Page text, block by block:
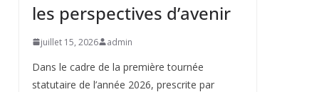
les perspectives d’avenir
juillet 15, 2026 admin
Dans le cadre de la première tournée
statutaire de l’année 2026, prescrite par